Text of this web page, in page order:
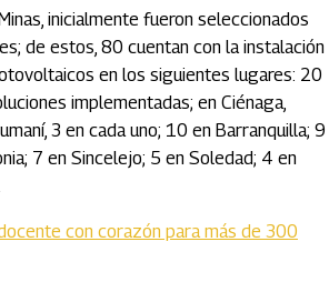
inicialmente fueron seleccionados
de estos, 80 cuentan con la instalación
en los siguientes lugares: 20
implementadas; en Ciénaga,
3 en cada uno; 10 en Barranquilla; 9
7 en Sincelejo; 5 en Soledad; 4 en
con corazón para más de 300